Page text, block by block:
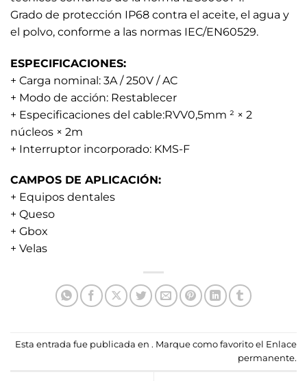
Grado de protección IP68 contra el aceite, el agua y
el polvo, conforme a las normas IEC/EN60529.
ESPECIFICACIONES:
+ Carga nominal: 3A / 250V / AC
+ Modo de acción: Restablecer
+ Especificaciones del cable:RVV0,5mm ² × 2
núcleos × 2m
+ Interruptor incorporado: KMS-F
CAMPOS DE APLICACIÓN:
+ Equipos dentales
+ Queso
+ Gbox
+ Velas
Esta entrada fue publicada en . Marque como favorito el Enlace
permanente.